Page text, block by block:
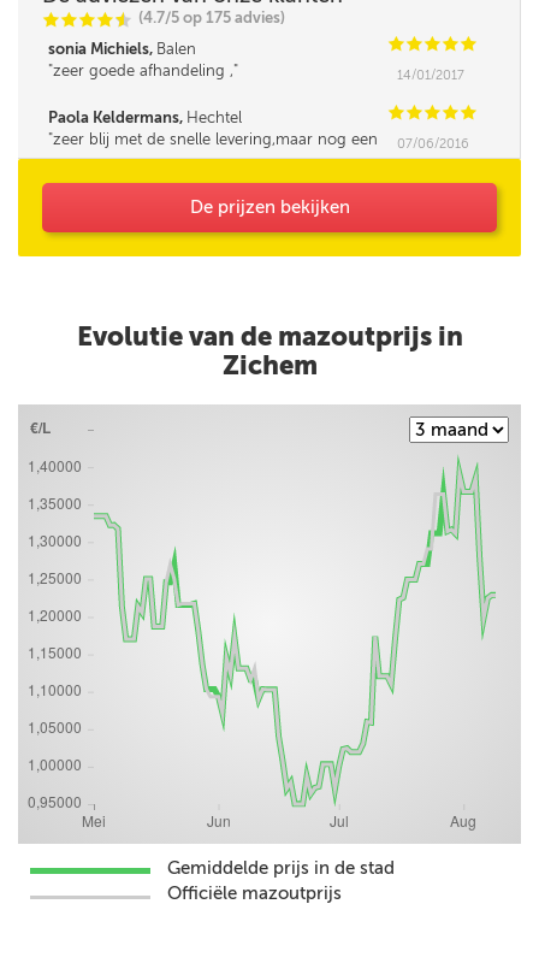
CCCCi
@ (4.7/5 op 175 advies)
sonia Michiels, Balen CCCCC
zeer goede afhandeling ,
14/01/2017
Paola Keldermans, Hechtel CCCCC
zeer blij met de snelle levering,maar nog een
geluk dat ik zij hoeveel ik nodig had want de
gezet,en anders had ik maar de helft
07/06/2016
De prijzen bekijken
Evolutie van de mazoutprijs in
Zichem
Gemiddelde prijs in de stad
Officiële mazoutprijs